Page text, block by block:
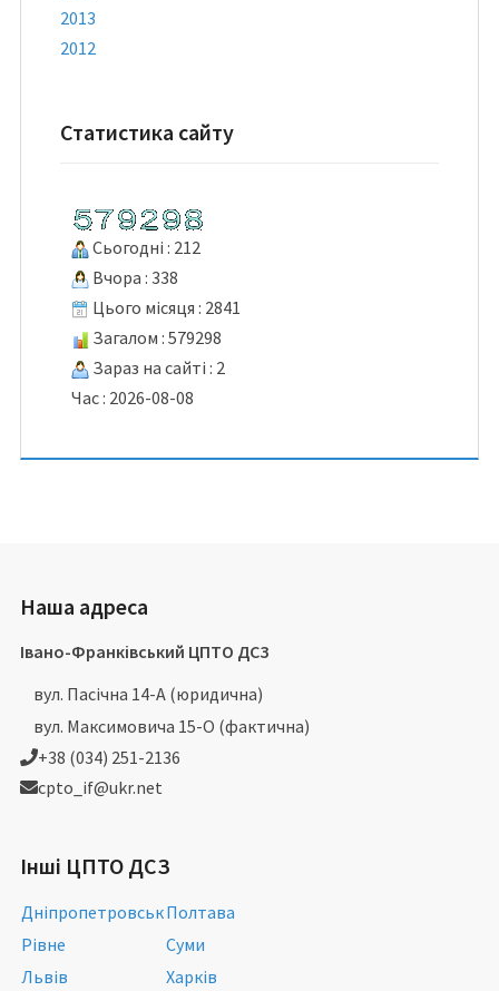
2013
2012
Статистика сайту
Сьогодні : 212
Вчора : 338
Цього місяця : 2841
Загалом : 579298
Зараз на сайті : 2
Час : 2026-08-08
Наша адреса
Івано-Франківський ЦПТО ДСЗ
вул. Пасічна 14-А (юридична)
вул. Максимовича 15-О (фактична)
+38 (034) 251-2136
cpto_if@ukr.net
Інші ЦПТО ДСЗ
ДніпропетровськПолтава
Рівне
Суми
Львів
Харків